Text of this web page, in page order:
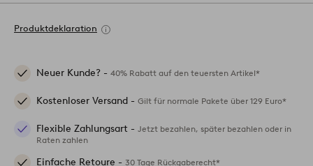
Produktdeklaration
Neuer Kunde? - 40% Rabatt auf den teuersten Artikel*
Kostenloser Versand - Gilt für normale Pakete über 129 Euro*
Flexible Zahlungsart - Jetzt bezahlen, später bezahlen oder in
Raten zahlen
Einfache Retoure - 30 Tage Rückgaberecht*